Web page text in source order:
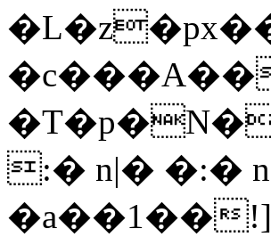
:� n|� �:�
�a��1��